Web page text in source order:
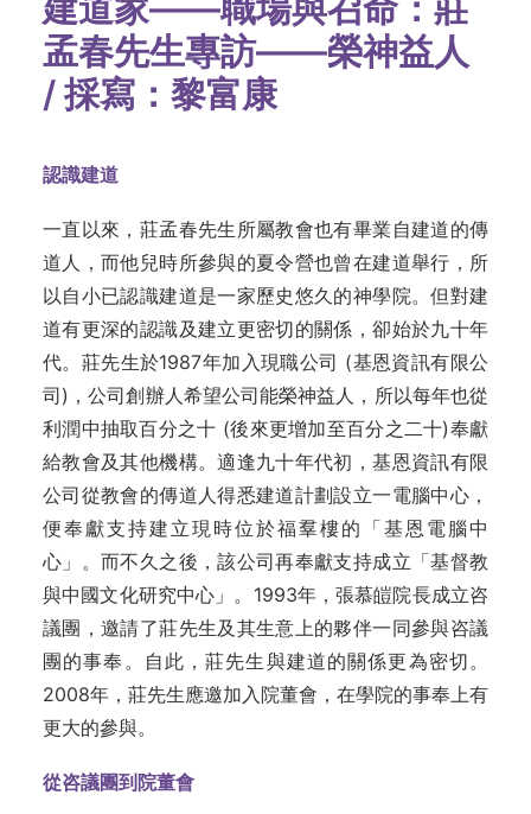
孟春先生專訪——榮神益人
/採寫：黎富康
認識建道
一直以來，莊孟春先生所屬教會也有畢業自建道的傳
道人，而他兒時所參與的夏令營也曾在建道舉行，所
以自小已認識建道是一家歷史悠久的神學院。但對建
道有更深的認識及建立更密切的關係，卻始於九十年
代。莊先生於1987年加入現職公司 (基恩資訊有限公
司)，公司創辦人希望公司能榮神益人，所以每年也從
利潤中抽取百分之十 (後來更增加至百分之二十)奉獻
給教會及其他機構。適逢九十年代初，基恩資訊有限
公司從教會的傳道人得悉建道計劃設立一電腦中心，
便奉獻支持建立現時位於福羣樓的「基恩電腦中
心」。而不久之後，該公司再奉獻支持成立「基督教
與中國文化研究中心」。1993年，張慕皚院長成立咨
議團，邀請了莊先生及其生意上的夥伴一同參與咨議
團的事奉。自此，莊先生與建道的關係更為密切。
2008年，莊先生應邀加入院董會，在學院的事奉上有
更大的參與。
從咨議團到院董會